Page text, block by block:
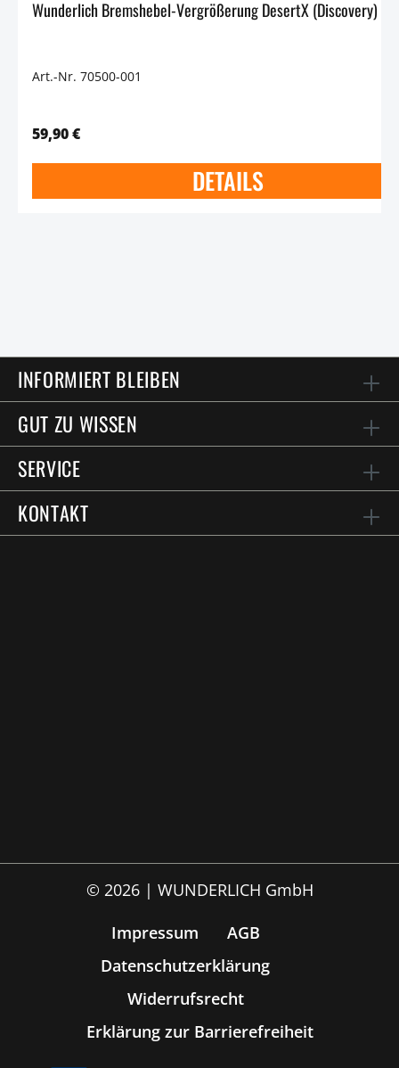
Art.-Nr. 70500-001
59,90 €
DETAILS
INFORMIERT BLEIBEN
GUT ZU WISSEN
SERVICE
KONTAKT
© 2026 | WUNDERLICH GmbH
Impressum
AGB
Datenschutzerklärung
Widerrufsrecht
Erklärung zur Barrierefreiheit